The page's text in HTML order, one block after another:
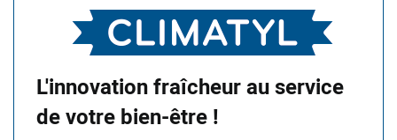
L'innovation fraîcheur au service
de votre bien-être !